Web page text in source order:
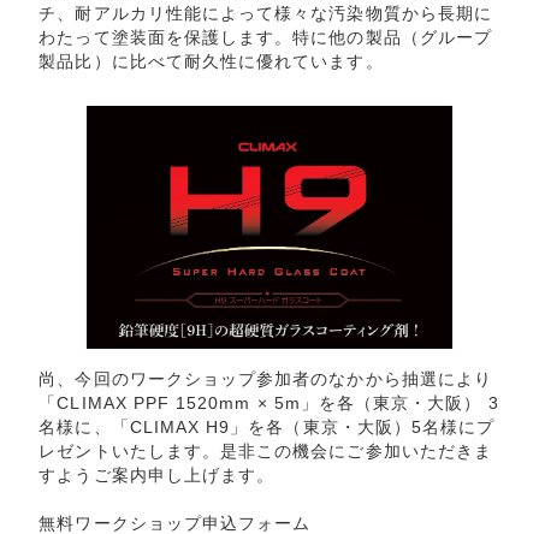
チ、耐アルカリ性能によって様々な汚染物質から長期に
わたって塗装面を保護します。特に他の製品（グループ
製品比）に比べて耐久性に優れています。
尚、今回のワークショップ参加者のなかから抽選により
「CLIMAX PPF 1520mm × 5m」を各（東京・大阪） 3
名様に、「CLIMAX H9」を各（東京・大阪）5名様にプ
レゼントいたします。是非この機会にご参加いただきま
すようご案内申し上げます。
無料ワークショップ申込フォーム